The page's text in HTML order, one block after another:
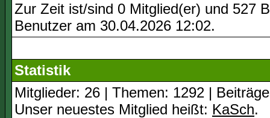
Zur Zeit ist/sind 0 Mitglied(er) und 527
Benutzer am 30.04.2026 12:02.
Statistik
Mitglieder: 26 | Themen: 1292 |
Unser neuestes Mitglied heißt: KaSch.